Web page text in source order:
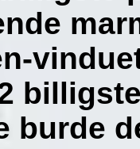
burde